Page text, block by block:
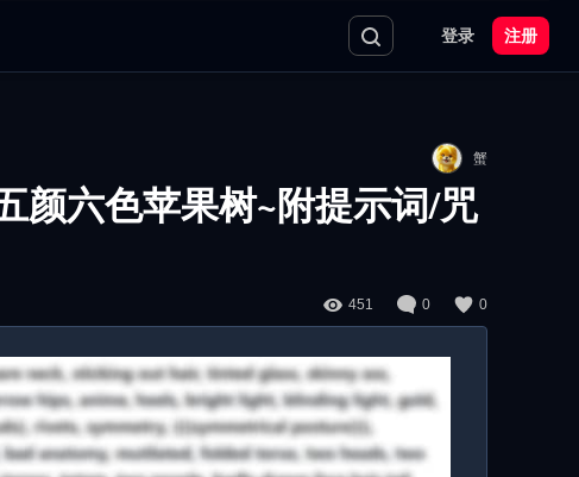
登录 注册
蟹
颜六色苹果树~附提示词/咒
451 0 0